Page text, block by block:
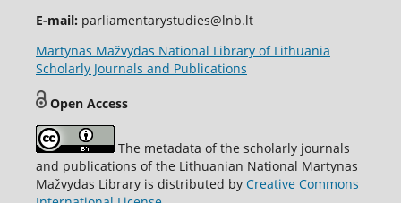
E-mail: parliamentarystudies@lnb.lt
Martynas Mažvydas National Library of Lithuania
Scholarly Journals and Publications
Open Access
The metadata of the scholarly journals
and publications of the Lithuanian National Martynas
Mažvydas Library is distributed by Creative Commons